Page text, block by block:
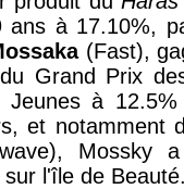
ans à 17.10%,
(Fast),
Grand Prix
à
et notamment
Mossky
l'île de